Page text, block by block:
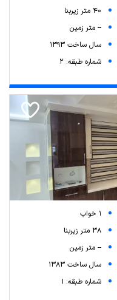
40 متر زیربنا
-- متر زمین
سال ساخت 1393
شماره طبقه: 2
1 خواب
38 متر زیربنا
-- متر زمین
سال ساخت 1383
شماره طبقه: 1